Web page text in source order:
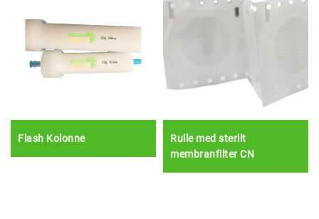
Flash Kolonne
Rulle med sterilt
membranfilter CN